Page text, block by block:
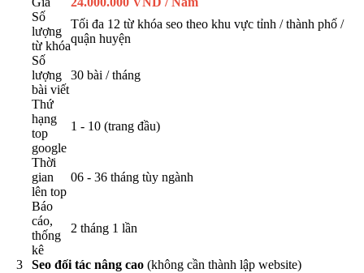
Số
lượng
từ khóa
Tối đa 12 từ khóa seo theo khu vực tỉnh / thành phố /
quận huyện
Số
lượng
bài viết
30 bài / tháng
Thứ
hạng
top
google
1 - 10 (trang đầu)
Thời
gian
lên top
06 - 36 tháng tùy ngành
Báo
cáo,
thống
kê
2 tháng 1 lần
3 Seo đối tác nâng cao (không cần thành lập website)